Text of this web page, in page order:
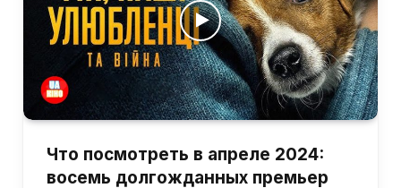
Что посмотреть в апреле 2024:
восемь долгожданных премьер